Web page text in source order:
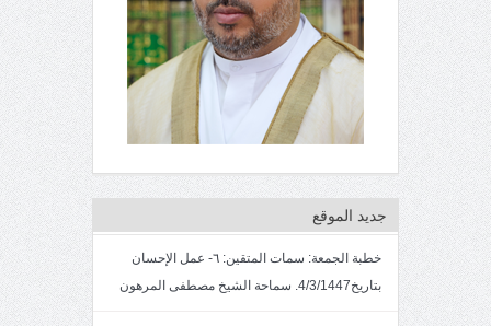
جديد الموقع
خطبة الجمعة: سمات المتقين: ٦- عمل الإحسان
بتاريخ4/3/1447. سماحة الشيخ مصطفى المرهون